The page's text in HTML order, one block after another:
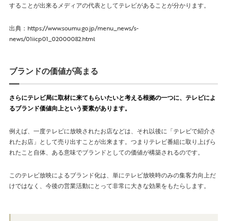
することが出来るメディアの代表としてテレビがあることが分かります。
出典：https://www.soumu.go.jp/menu_news/s-
news/01iicp01_02000082.html
ブランドの価値が高まる
さらにテレビ局に取材に来てもらいたいと考える根拠の一つに、テレビによ
るブランド価値向上という要素があります。
例えば、一度テレビに放映されたお店などは、それ以後に「テレビで紹介さ
れたお店」として売り出すことが出来ます。つまりテレビ番組に取り上げら
れたこと自体、ある意味でブランドとしての価値が構築されるのです。
このテレビ放映によるブランド化は、単にテレビ放映時のみの集客力向上だ
けではなく、今後の営業活動にとって非常に大きな効果をもたらします。